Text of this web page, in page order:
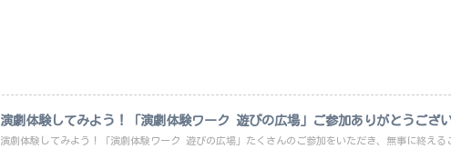
演劇体験してみよう！「演劇体験ワーク 遊びの広場」ご参加ありがとうござ
演劇体験してみよう！「演劇体験ワーク 遊びの広場」たくさんのご参加をいただき、無事に終え